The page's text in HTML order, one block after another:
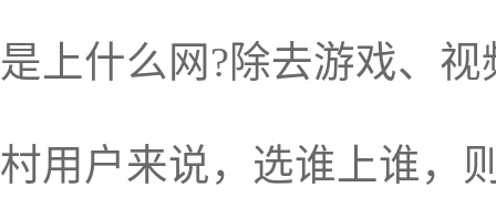
是上什么网?除去游戏、
村用户来说，选谁上谁，